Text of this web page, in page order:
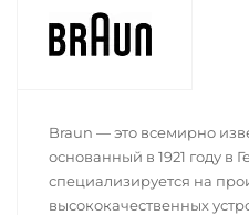
Braun — это всемирно
основанный в 1921 году в
специализируется на
высококачественных